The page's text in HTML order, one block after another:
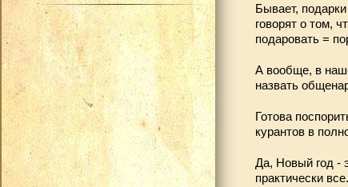
Бывает,
говорят о том,
подаровать =
А вообще, в
назвать
Готова
курантов в
Да, Новый год -
практически все.